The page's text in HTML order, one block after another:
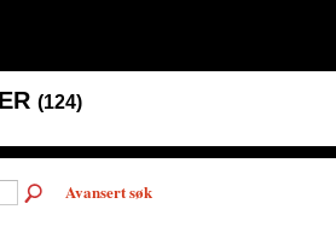
(124)
Avansert søk